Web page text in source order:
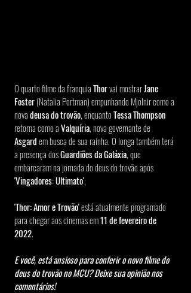
O quarto filme da franquia Thor vai mostrar Jane
Foster (Natalia Portman) empunhando Mjolnir como a
nova deusa do trovão, enquanto Tessa Thompson
retorna como a Valquíria, nova governante de
Asgard em busca de sua rainha. O longa também terá
a presença dos Guardiões da Galáxia, que
embarcaram na jornada do deus do trovão após
'Vingadores: Ultimato'.
'Thor: Amor e Trovão' está atualmente programado
para chegar aos cinemas em 11 de fevereiro de
2022.
E você, está ansioso para conferir o novo filme do
deus do trovão no MCU? Deixe sua opinião nos
comentários!